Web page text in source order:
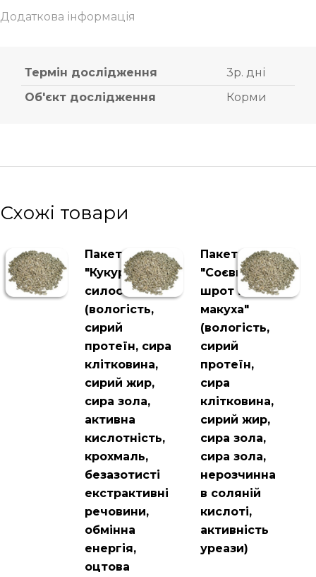
Додаткова інформація
Термін дослідження
3р. дні
Об'єкт дослідження
Корми
Схожі товари
Пакет
"Кукурудзяний
силос"
(вологість,
сирий
протеїн, сира
клітковина,
сирий жир,
сира зола,
активна
кислотність,
крохмаль,
безазотисті
екстрактивні
речовини,
обмінна
енергія,
оцтова
Пакет
"Соєвий
шрот і
макуха"
(вологість,
сирий
протеїн,
сира
клітковина,
сирий жир,
сира зола,
сира зола,
нерозчинна
в соляній
кислоті,
активність
уреази)